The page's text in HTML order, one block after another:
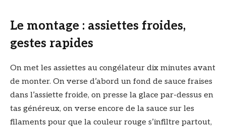
Le montage : assiettes froides,
gestes rapides
On met les assiettes au congélateur dix minutes avant
de monter. On verse d’abord un fond de sauce fraises
dans l’assiette froide, on presse la glace par-dessus en
tas généreux, on verse encore de la sauce sur les
filaments pour que la couleur rouge s’infiltre partout,